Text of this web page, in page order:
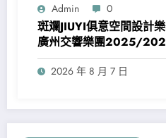
Admin 0
斑斕JIUYI俱意空間設計
廣州交響樂團2025/
2026 年 8 月 7 日